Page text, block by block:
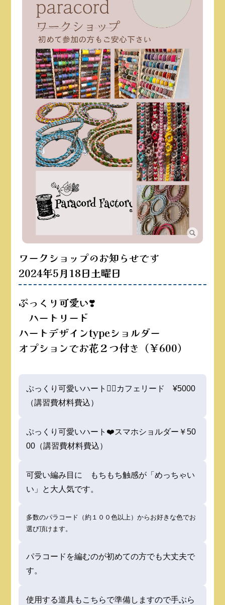
ワークショップのお知らせです
2024年5月18日土曜日
ぷっくり可愛い❣️
ハートリード
ハートデザインtypeショルダー
オプションでお花２つ付き（￥600）
ぷっくり可愛いハート❤️‍🔥カフェリード ¥5000
（講習費材料費込）
ぷっくり可愛いハート❤️スマホショルダー￥50
00（講習費材料費込）
可愛い編み目に もちもち触感が「めっちゃい
い」と大人気です。
多数のパラコード（約１００色以上）からお好きな色でお
選び頂けます。
パラコードを編むのが初めての方でも大丈夫で
す。
使用する道具もこちらで準備しますので手ぶら